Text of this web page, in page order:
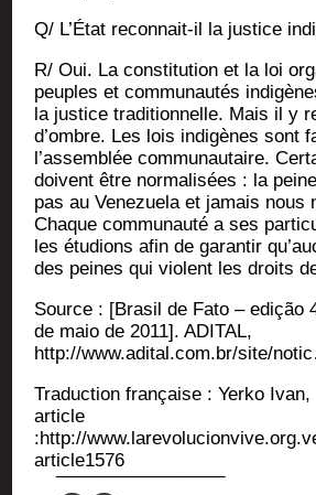
Q/ L’État recon­nait-il la jus­tice
R/ Oui. La consti­tu­tion et la loi
peuples et com­mu­nau­tés
la jus­tice tra­di­tion­nelle. Mais il y
d’ombre. Les lois indi­gènes sont
l’assemblée com­mu­nau­taire.
doivent être nor­ma­li­sées : la
pas au Vene­zue­la et jamais nous
Chaque com­mu­nau­té a ses
les étu­dions afin de garan­tir
des peines qui violent les droits
Source : [Bra­sil de Fato – edi­ção
de maio de 2011]. ADITAL,
http://www.adital.com.br/site/
Tra­duc­tion fran­çaise : Yer­ko Ivan,
article
:http://
article1576